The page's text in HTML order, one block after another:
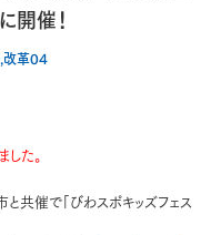
開催！
,改革04
た。
共催で「びわスポキッズフェス